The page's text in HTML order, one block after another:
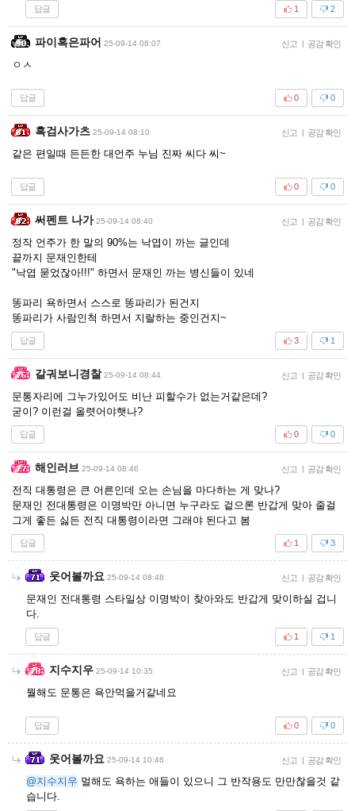
답글 2
1
파이혹은파어 25-09-14 08:07 신고 | 공감 확인
ㅇㅅ
답글 0
0
흑검사가츠 25-09-14 08:10 신고 | 공감 확인
같은 편일때 든든한 대언주 누님 진짜 씨다 씨~
답글 0
0
써펜트 나가 25-09-14 08:40 신고 | 공감 확인
정작 언주가 한 말의 90%는 낙엽이 까는 글인데
끝까지 문재인한테
"낙엽 묻었잖아!!!" 하면서 문재인 까는 병신들이 있네
똥파리 욕하면서 스스로 똥파리가 된건지
똥파리가 사람인척 하면서 지랄하는 중인건지~
답글 1
3
갈궈보니경찰 25-09-14 08:44 신고 | 공감 확인
문통자리에 그누가있어도 비난 피할수가 없는거같은데?
굳이? 이런걸 올렷어야햇나?
답글 0
0
해인러브 25-09-14 08:46 신고 | 공감 확인
전직 대통령은 큰 어른인데 오는 손님을 마다하는 게 맞나?
문재인 전대통령은 이명박만 아니면 누구라도 겉으론 반갑게 맞아 줄걸
그게 좋든 싫든 전직 대통령이라면 그래야 된다고 봄
답글 3
1
웃어볼까요 25-09-14 08:48 신고 | 공감 확인
문재인 전대통령 스타일상 이명박이 찾아와도 반갑게 맞이하실 겁니
다.
답글 1
1
지수지우 25-09-14 10:35 신고 | 공감 확인
뭘해도 문통은 욕안먹을거같네요
답글 0
0
웃어볼까요 25-09-14 10:46 신고 | 공감 확인
@지수지우 멀해도 욕하는 애들이 있으니 그 반작용도 만만찮을것 같
습니다.